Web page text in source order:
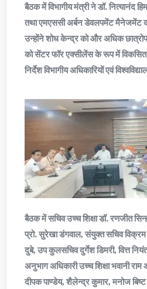
बैठक में विभागीय मंत्री ने डॉ. नित्यानंद
तथा एमएससी अर्बन डेवलपमेंट मैनेजमेंट की
उन्होंने शोध केन्द्र को और अधिक
को सेंटर फॉर एक्सीलेंस के रूप में
निर्देश विभागीय अधिकारियों एवं
बैठक में सचिव उच्च शिक्षा डॉ. रणजीत
प्रो. सुरेखा डंगवाल, संयुक्त सचिव
दुबे, उप कुलसचिव दुर्गेश डिमरी, वित्त
अनुभाग अधिकारी उच्च शिक्षा भवानी
दीपक पाण्डेय, शैलेन्द्र कुमार, मनोज बिष्ट